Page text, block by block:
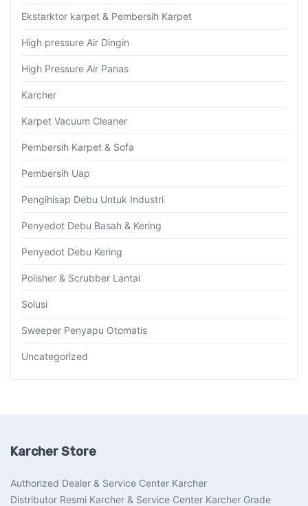
Ekstarktor karpet & Pembersih Karpet
High pressure Air Dingin
High Pressure Air Panas
Karcher
Karpet Vacuum Cleaner
Pembersih Karpet & Sofa
Pembersih Uap
Pengihisap Debu Untuk Industri
Penyedot Debu Basah & Kering
Penyedot Debu Kering
Polisher & Scrubber Lantai
Solusi
Sweeper Penyapu Otomatis
Uncategorized
Karcher Store
Authorized Dealer & Service Center Karcher
Distributor Resmi Karcher & Service Center Karcher Grade